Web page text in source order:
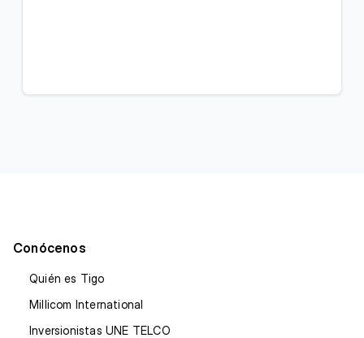
Conócenos
Quién es Tigo
Millicom International
Inversionistas UNE TELCO